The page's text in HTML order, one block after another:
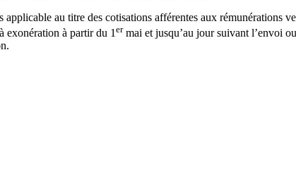
au titre des cotisations afférentes aux rémunérations
exonération à partir du 1 ermai et jusqu’au jour suivant l’envoi